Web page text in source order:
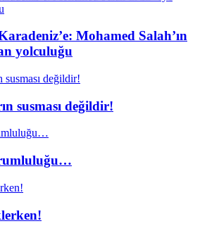
Mohamed Salah’ın
yolculuğu
susması değildir!